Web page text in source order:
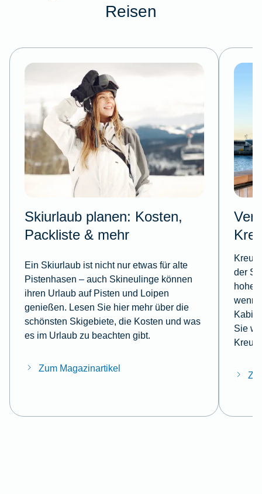
Reisen
Skiurlaub planen: Kosten,
Packliste & mehr
Ein Skiurlaub ist nicht nur etwas für alte
Pistenhasen – auch Skineulinge können
ihren Urlaub auf Pisten und Loipen
genießen. Lesen Sie hier mehr über die
schönsten Skigebiete, die Kosten und was
es im Urlaub zu beachten gibt.
Zum Magazinartikel
der
hoher
wenn
Sie